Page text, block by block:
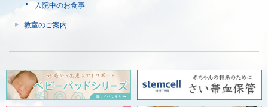
入院中のお食事
教室のご案内